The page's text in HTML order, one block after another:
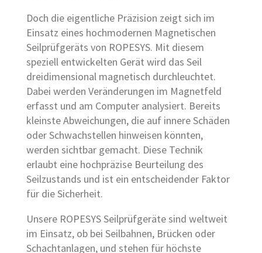
Doch die eigentliche Präzision zeigt sich im
Einsatz eines hochmodernen Magnetischen
Seilprüfgeräts von ROPESYS. Mit diesem
speziell entwickelten Gerät wird das Seil
dreidimensional magnetisch durchleuchtet.
Dabei werden Veränderungen im Magnetfeld
erfasst und am Computer analysiert. Bereits
kleinste Abweichungen, die auf innere Schäden
oder Schwachstellen hinweisen könnten,
werden sichtbar gemacht. Diese Technik
erlaubt eine hochpräzise Beurteilung des
Seilzustands und ist ein entscheidender Faktor
für die Sicherheit.
Unsere ROPESYS Seilprüfgeräte sind weltweit
im Einsatz, ob bei Seilbahnen, Brücken oder
Schachtanlagen, und stehen für höchste